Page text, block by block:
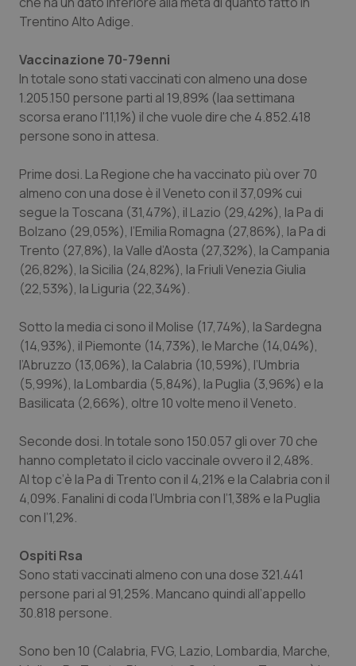
Sangue & coagulazione
Tiroide
Tumore al seno
Tumore ovarico
Tumori del Polmone & Testa Collo
Tumori gastrointestinali
Ulcera & Reflusso
Trentino Alto Adige.
Vaccinazione 70-79enni
In totale sono stati vaccinati con almeno una dose
1.205.150 persone parti al 19,89% (laa settimana
scorsa erano l'11,1%) il che vuole dire che 4.852.418
persone sono in attesa.
Prime dosi. La Regione che ha vaccinato più over 70
almeno con una dose è il Veneto con il 37,09% cui
segue la Toscana (31,47%), il Lazio (29,42%), la Pa di
Bolzano (29,05%), l’Emilia Romagna (27,86%), la Pa di
Trento (27,8%), la Valle d’Aosta (27,32%), la Campania
(26,82%), la Sicilia (24,82%), la Friuli Venezia Giulia
(22,53%), la Liguria (22,34%).
Sotto la media ci sono il Molise (17,74%), la Sardegna
(14,93%), il Piemonte (14,73%), le Marche (14,04%),
l’Abruzzo (13,06%), la Calabria (10,59%), l’Umbria
(5,99%), la Lombardia (5,84%), la Puglia (3,96%) e la
Basilicata (2,66%), oltre 10 volte meno il Veneto.
Seconde dosi. In totale sono 150.057 gli over 70 che
hanno completato il ciclo vaccinale ovvero il 2,48%.
Al top c’è la Pa di Trento con il 4,21% e la Calabria con il
4,09%. Fanalini di coda l’Umbria con l’1,38% e la Puglia
con l’1,2%.
Ospiti Rsa
Sono stati vaccinati almeno con una dose 321.441
persone pari al 91,25%. Mancano quindi all’appello
30.818 persone.
Sono ben 10 (Calabria, FVG, Lazio, Lombardia, Marche,